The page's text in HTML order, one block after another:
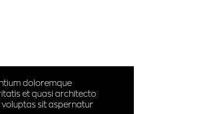
doloremque
et quasi architecto
voluptas sit aspernatur